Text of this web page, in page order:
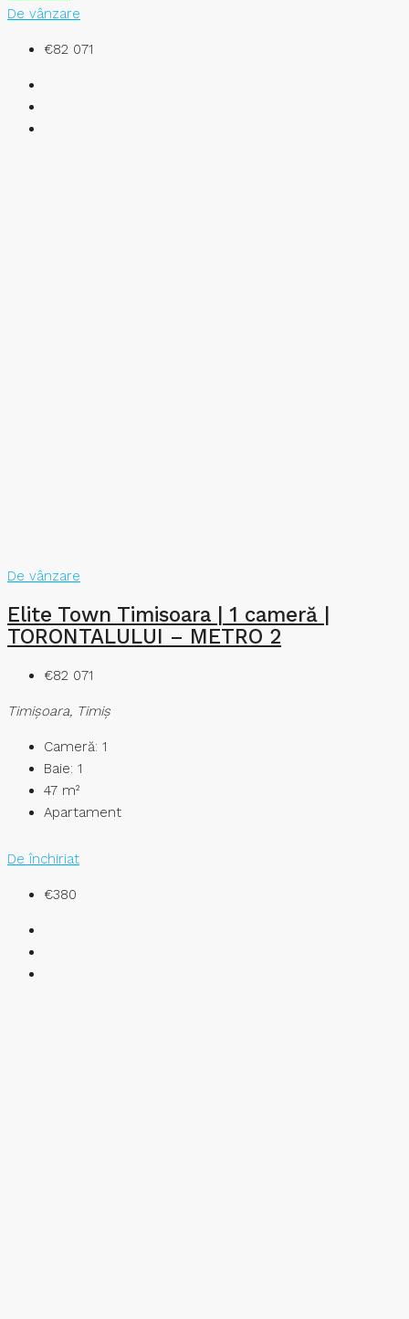
De vânzare
€82 071
De vânzare
Elite Town Timisoara | 1 cameră |
TORONTALULUI – METRO 2
€82 071
Timişoara, Timiș
Cameră: 1
Baie: 1
47 m²
Apartament
De închiriat
€380